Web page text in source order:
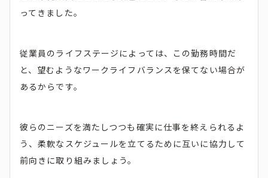
ってきました。
従業員のライフステージによっては、この勤務時間だ
と、望むようなワークライフバランスを保てない場合が
あるからです。
彼らのニーズを満たしつつも確実に仕事を終えられるよ
う、柔軟なスケジュールを立てるために互いに協力して
前向きに取り組みましょう。